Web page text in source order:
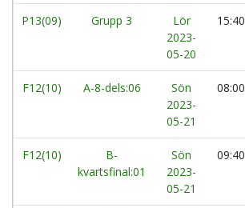
P13(09) Grupp 3
Lör
2023-
05-20
15:40
F12(10) A-8-dels:06
Sön
2023-
05-21
08:00
F12(10)
B-
kvartsfinal:01
Sön
2023-
05-21
09:40